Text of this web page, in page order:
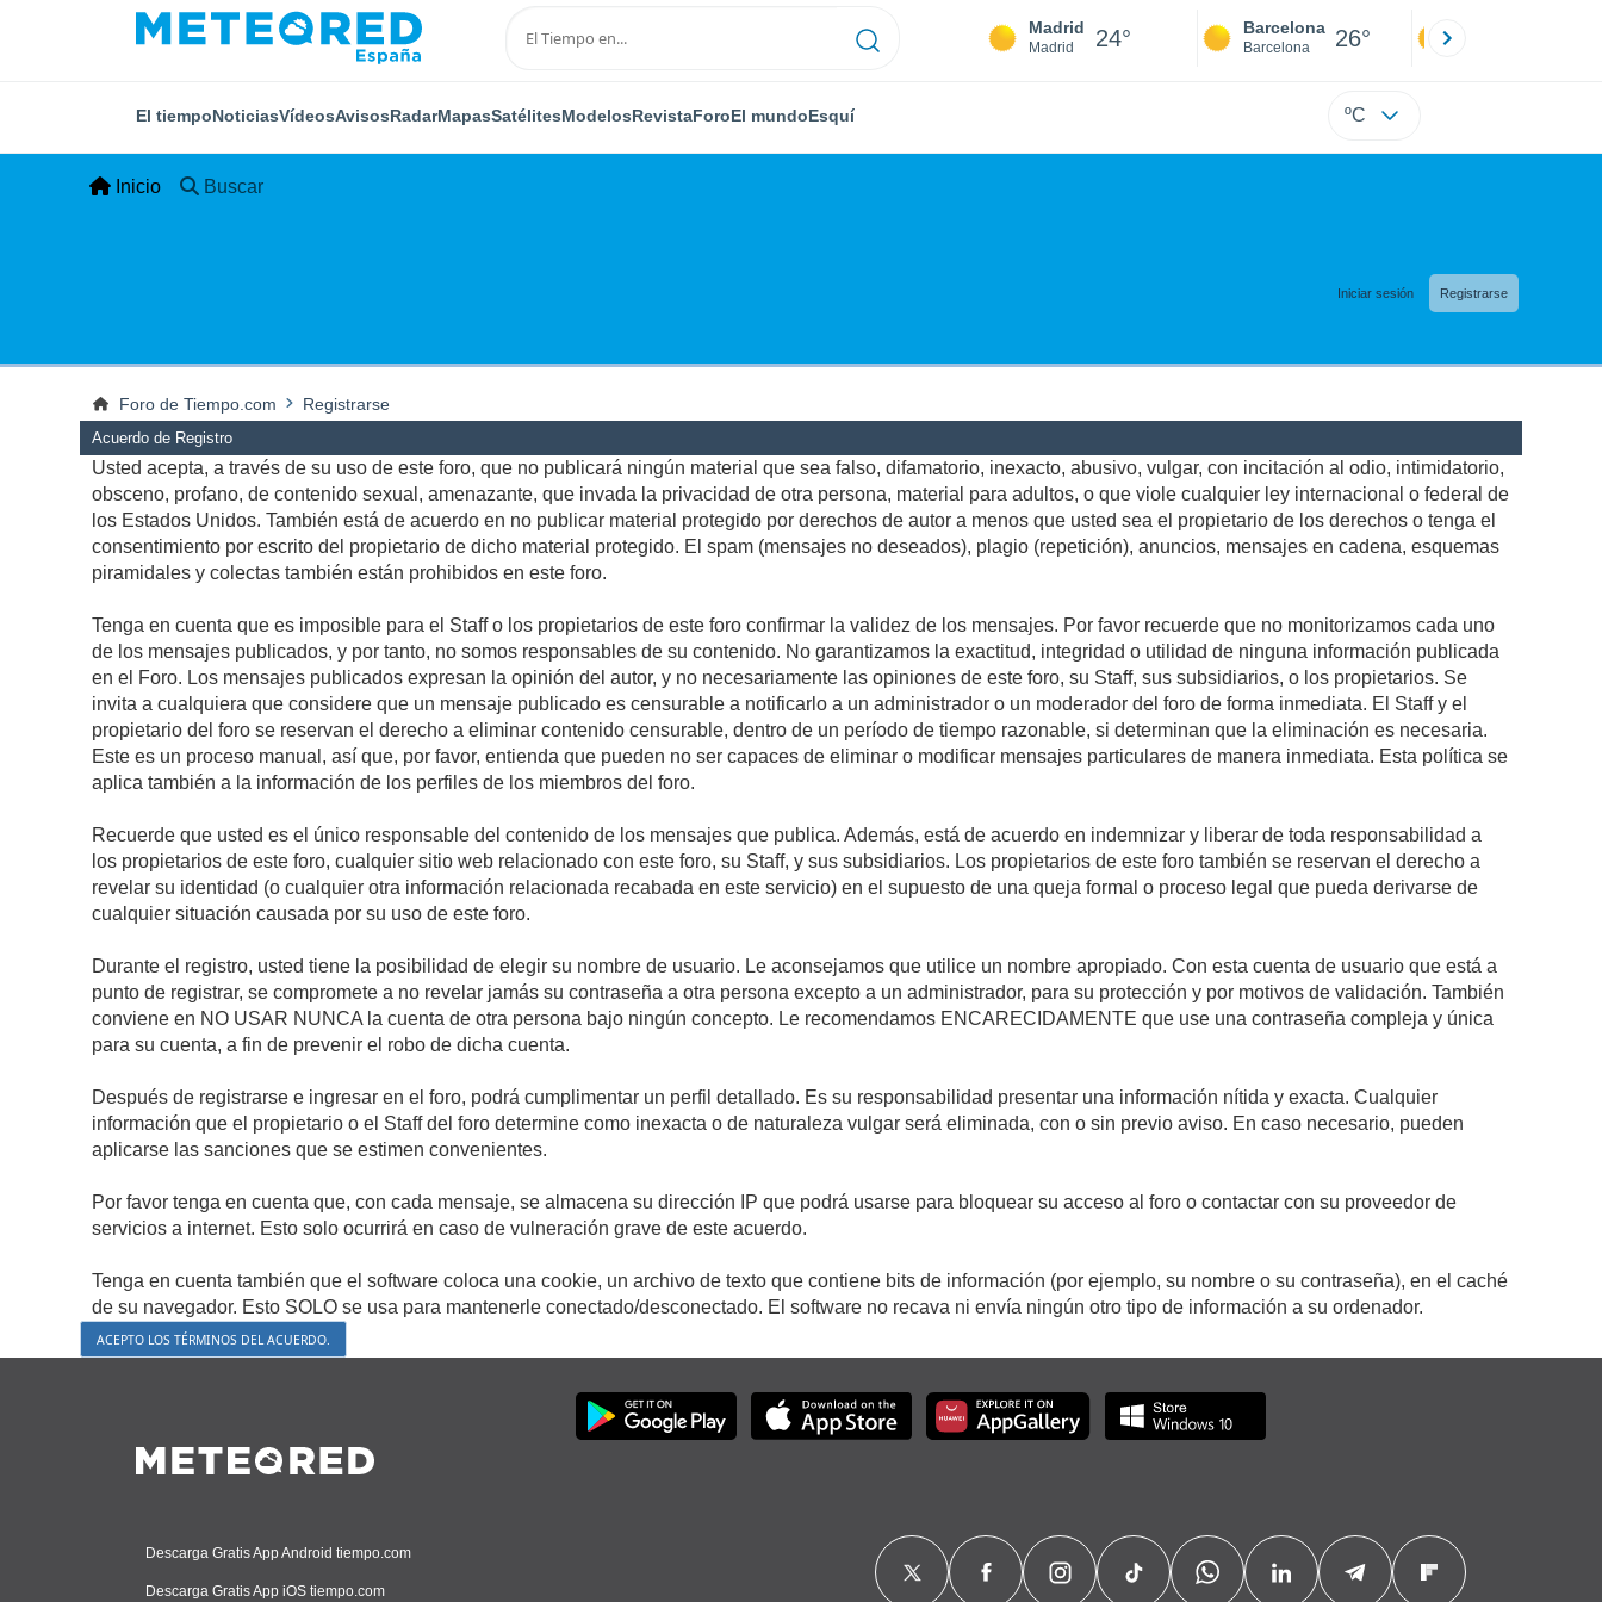
Madrid
Madrid 24° Barcelona
Barcelona 26°
El tiempoNoticiasVídeosAvisosRadarMapasSatélitesModelosRevistaForoEl mundoEsquí ºC
Inicio Buscar
Iniciar sesión Registrarse
Foro de Tiempo.com Registrarse
Acuerdo de Registro
Usted acepta, a través de su uso de este foro, que no publicará ningún material que sea falso, difamatorio, inexacto, abusivo, vulgar, con incitación al odio, intimidatorio,
obsceno, profano, de contenido sexual, amenazante, que invada la privacidad de otra persona, material para adultos, o que viole cualquier ley internacional o federal de
los Estados Unidos. También está de acuerdo en no publicar material protegido por derechos de autor a menos que usted sea el propietario de los derechos o tenga el
consentimiento por escrito del propietario de dicho material protegido. El spam (mensajes no deseados), plagio (repetición), anuncios, mensajes en cadena, esquemas
piramidales y colectas también están prohibidos en este foro.
Tenga en cuenta que es imposible para el Staff o los propietarios de este foro confirmar la validez de los mensajes. Por favor recuerde que no monitorizamos cada uno
de los mensajes publicados, y por tanto, no somos responsables de su contenido. No garantizamos la exactitud, integridad o utilidad de ninguna información publicada
en el Foro. Los mensajes publicados expresan la opinión del autor, y no necesariamente las opiniones de este foro, su Staff, sus subsidiarios, o los propietarios. Se
invita a cualquiera que considere que un mensaje publicado es censurable a notificarlo a un administrador o un moderador del foro de forma inmediata. El Staff y el
propietario del foro se reservan el derecho a eliminar contenido censurable, dentro de un período de tiempo razonable, si determinan que la eliminación es necesaria.
Este es un proceso manual, así que, por favor, entienda que pueden no ser capaces de eliminar o modificar mensajes particulares de manera inmediata. Esta política se
aplica también a la información de los perfiles de los miembros del foro.
Recuerde que usted es el único responsable del contenido de los mensajes que publica. Además, está de acuerdo en indemnizar y liberar de toda responsabilidad a
los propietarios de este foro, cualquier sitio web relacionado con este foro, su Staff, y sus subsidiarios. Los propietarios de este foro también se reservan el derecho a
revelar su identidad (o cualquier otra información relacionada recabada en este servicio) en el supuesto de una queja formal o proceso legal que pueda derivarse de
cualquier situación causada por su uso de este foro.
Durante el registro, usted tiene la posibilidad de elegir su nombre de usuario. Le aconsejamos que utilice un nombre apropiado. Con esta cuenta de usuario que está a
punto de registrar, se compromete a no revelar jamás su contraseña a otra persona excepto a un administrador, para su protección y por motivos de validación. También
conviene en NO USAR NUNCA la cuenta de otra persona bajo ningún concepto. Le recomendamos ENCARECIDAMENTE que use una contraseña compleja y única
para su cuenta, a fin de prevenir el robo de dicha cuenta.
Después de registrarse e ingresar en el foro, podrá cumplimentar un perfil detallado. Es su responsabilidad presentar una información nítida y exacta. Cualquier
información que el propietario o el Staff del foro determine como inexacta o de naturaleza vulgar será eliminada, con o sin previo aviso. En caso necesario, pueden
aplicarse las sanciones que se estimen convenientes.
Por favor tenga en cuenta que, con cada mensaje, se almacena su dirección IP que podrá usarse para bloquear su acceso al foro o contactar con su proveedor de
servicios a internet. Esto solo ocurrirá en caso de vulneración grave de este acuerdo.
Tenga en cuenta también que el software coloca una cookie, un archivo de texto que contiene bits de información (por ejemplo, su nombre o su contraseña), en el caché
de su navegador. Esto SOLO se usa para mantenerle conectado/desconectado. El software no recava ni envía ningún otro tipo de información a su ordenador.
Descarga Gratis App Android tiempo.com
Descarga Gratis App iOS tiempo.com